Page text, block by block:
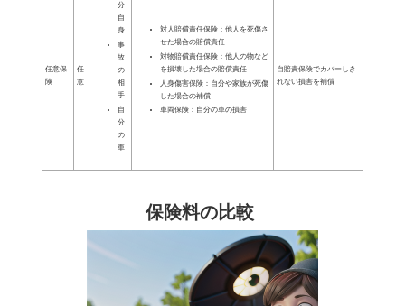
任意保
険
任
意
分
自
身
事
故
の
相
手
自
分
の
車
対人賠償責任保険：他人を死傷さ
せた場合の賠償責任
対物賠償責任保険：他人の物など
を損壊した場合の賠償責任
人身傷害保険：自分や家族が死傷
した場合の補償
車両保険：自分の車の損害
自賠責保険でカバーしき
れない損害を補償
保険料の比較